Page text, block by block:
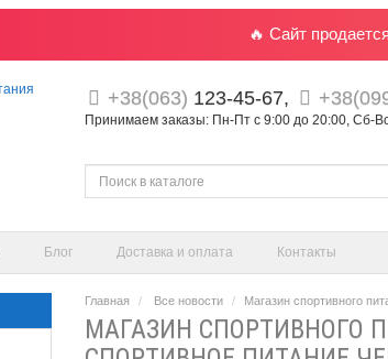
🔥 Сайт продается
+38(063) 123-45-67,
Принимаем заказы: Пн-Пт с 9:00 до 20:00, Сб-
Блог Доставка и оплата Контакты
Главная Все новости Магазин спортивного
МАГАЗИН СПОРТИВНОГО